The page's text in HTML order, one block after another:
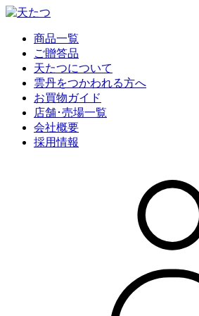
商品一覧
ご贈答品
天たつについて
雲丹をつかわれる方へ
お買物ガイド
店舗･売場一覧
会社概要
採用情報